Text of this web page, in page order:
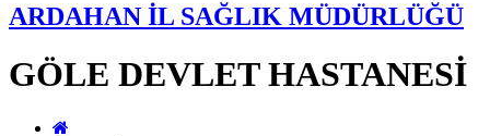
ARDAHAN İL SAĞLIK MÜDÜRLÜĞÜ
GÖLE DEVLET HASTANESİ